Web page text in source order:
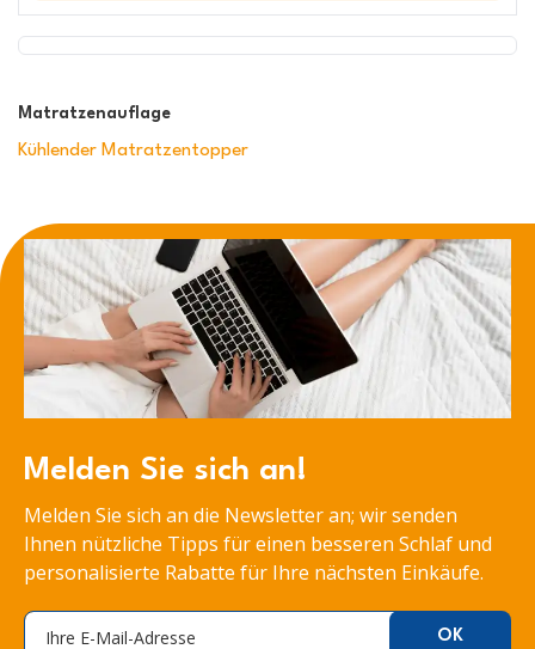
Matratzenauflage
Kühlender Matratzentopper
Melden Sie sich an!
Melden Sie sich an die Newsletter an; wir senden
Ihnen nützliche Tipps für einen besseren Schlaf und
personalisierte Rabatte für Ihre nächsten Einkäufe.